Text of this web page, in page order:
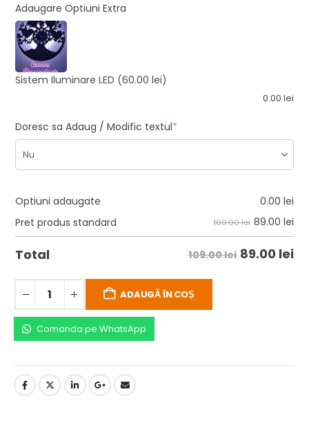
Adaugare Optiuni Extra
Sistem Iluminare LED (60.00 lei)
0.00 lei
Doresc sa Adaug / Modific textul*
Optiuni adaugate 0.00 lei
Pret produs standard
109.00 lei 89.00 lei
Total 109.00 lei 89.00 lei
ADAUGĂ ÎN COȘ
Comanda pe WhatsApp